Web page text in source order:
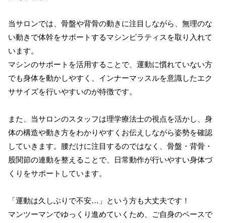
当サロンでは、骨盤や背骨の動きに注目しながら、無理のな
い動きで体幹をサポートするマシンピラティスを取り入れて
います。
マシンのサポートを活用することで、運動に慣れていない方
でも身体を動かしやすく、インナーマッスルを意識したエク
ササイズを行いやすいのが特徴です。
また、当サロンのスタッフは理学療法士の視点を活かし、身
体の構造や動き方をわかりやすくお伝えしながら姿勢を確認
していきます。腰だけに注目するのではなく、骨盤・背骨・
股関節の連動を整えることで、日常動作が行いやすい身体づ
くりをサポートしています。
「運動は久しぶりで不安…」という方も大丈夫です！
マンツーマンでゆっくり進めていくため、ご自身のペースで